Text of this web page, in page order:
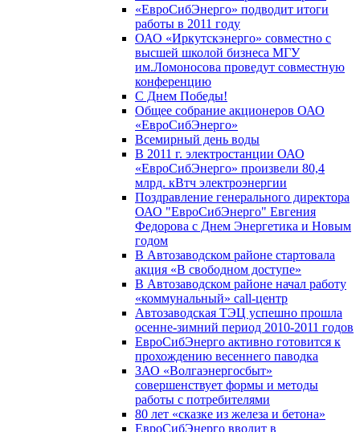
«ЕвроСибЭнерго» подводит итоги
работы в 2011 году
ОАО «Иркутскэнерго» совместно с
высшей школой бизнеса МГУ
им.Ломоносова проведут совместную
конференцию
С Днем Победы!
Общее собрание акционеров ОАО
«ЕвроСибЭнерго»
Всемирный день воды
В 2011 г. электростанции ОАО
«ЕвроСибЭнерго» произвели 80,4
млрд. кВтч электроэнергии
Поздравление генерального директора
ОАО "ЕвроСибЭнерго" Евгения
Федорова с Днем Энергетика и Новым
годом
В Автозаводском районе стартовала
акция «В свободном доступе»
В Автозаводском районе начал работу
«коммунальный» call-центр
Автозаводская ТЭЦ успешно прошла
осенне-зимний период 2010-2011 годов
ЕвроСибЭнерго активно готовится к
прохождению весеннего паводка
ЗАО «Волгаэнергосбыт»
совершенствует формы и методы
работы с потребителями
80 лет «сказке из железа и бетона»
ЕвроСибЭнерго вводит в